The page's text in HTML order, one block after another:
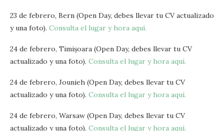
23 de febrero, Bern (Open Day, debes llevar tu CV actualizado
y una foto). Consulta el lugar y hora aquí.
24 de febrero, Timișoara (Open Day, debes llevar tu CV
actualizado y una foto). Consulta el lugar y hora aquí.
24 de febrero, Jounieh (Open Day, debes llevar tu CV
actualizado y una foto). Consulta el lugar y hora aquí.
24 de febrero, Warsaw (Open Day, debes llevar tu CV
actualizado y una foto). Consulta el lugar y hora aquí.